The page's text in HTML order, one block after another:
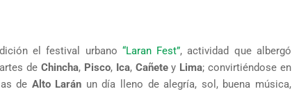
el festival urbano “Laran Fest”, actividad que albergó
de Chincha, Pisco, Ica, Cañetey Lima; convirtiéndose en
de Alto Larán un día lleno de alegría, sol, buena música,